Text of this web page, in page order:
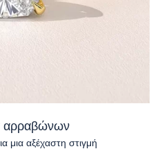
αρραβώνων
μια αξέχαστη στιγμή